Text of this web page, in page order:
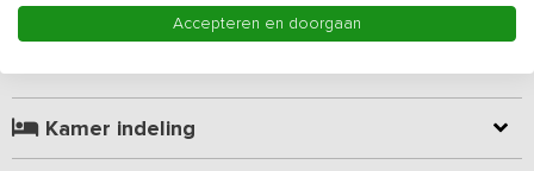
reeën voor het raam langs lopen. Het vakantiehuis is gelegen op
een 2 hectare groot eigen perceel waarvan 1 hectare bos. In de
35 personen (incl. baby's en kinderen).
Kamer indeling
Accepteren en doorgaan